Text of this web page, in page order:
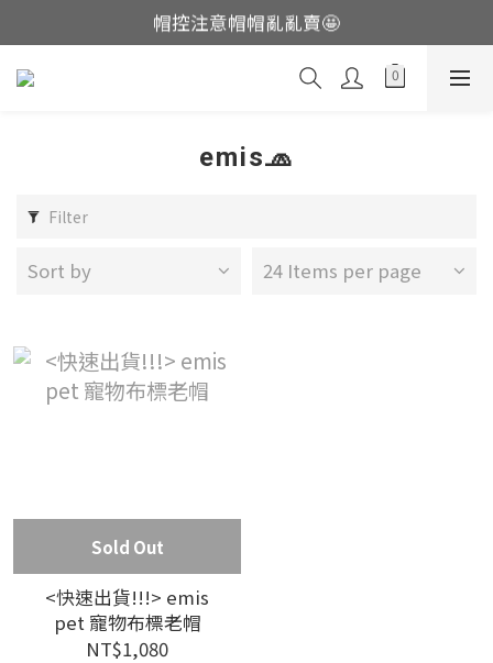
這裡現貨不用等👟
帽控注意帽帽亂亂賣🤩
這裡現貨不用等👟
emis🧢
Filter
Sort by 24 Items per page
Sold Out
<快速出貨!!!> emis
pet 寵物布標老帽
NT$1,080